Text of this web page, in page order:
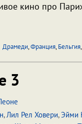
кино про
Драмеди,Франция,Бельгия,
3
,Лил Рел Ховери,Эйми